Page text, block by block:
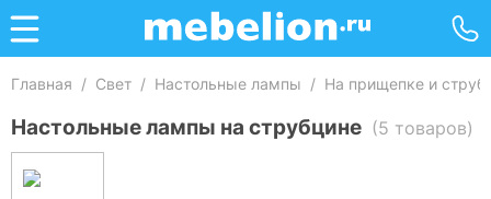
Главная / Свет / Настольные лампы / На прищепке и
Настольные лампы на струбцине (5 товаров)